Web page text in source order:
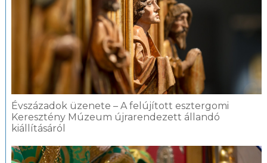
Évszázadok üzenete – A felújított esztergomi
Keresztény Múzeum újrarendezett állandó
kiállításáról